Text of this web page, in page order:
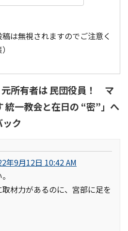
は無視されますのでご注意く
所有者は 民団役員！ マ
統一教会と在日の “密”」へ
ク
年9月12日 10:42 AM
取材力があるのに、宮部に足を